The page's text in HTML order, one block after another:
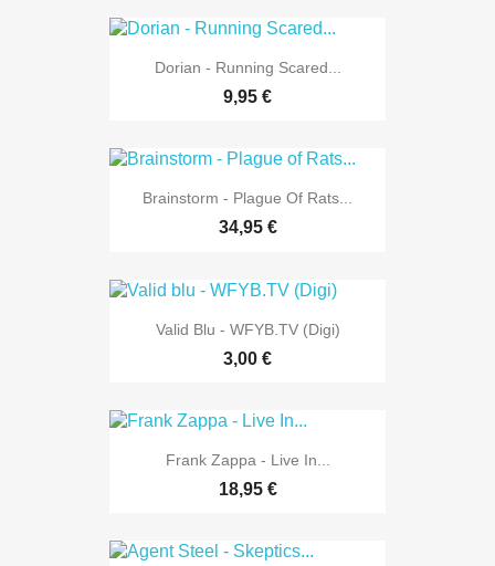
Dorian - Running Scared...
9,95 €
Brainstorm - Plague Of Rats...
34,95 €
Valid Blu - WFYB.TV (Digi)
3,00 €
Frank Zappa - Live In...
18,95 €